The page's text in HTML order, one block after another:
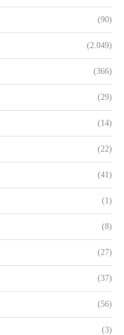
(90)
(2.049)
(366)
(29)
(14)
(22)
(41)
(1)
(8)
(27)
(37)
(56)
(3)